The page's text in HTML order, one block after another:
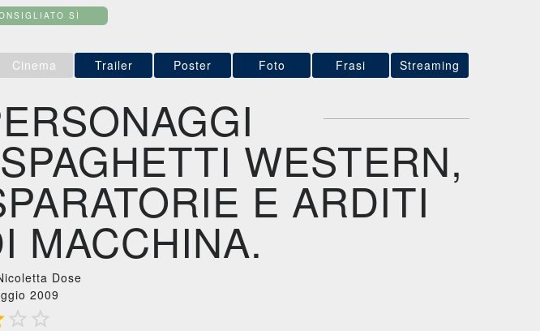
SÌ
Cinema Trailer Poster Foto Frasi Streaming
WESTERN,
E ARDITI
MACCHINA.
Dose
2009
 